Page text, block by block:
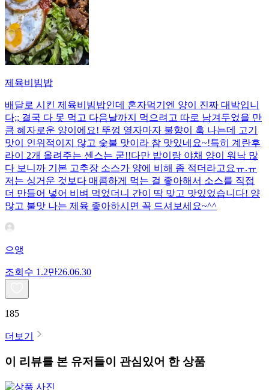
제육비빔밥
배달로 시킨 제육비빔밥인데 혼자먹기엔 양이 진짜 대박입니
다;; 결국 다 못 먹고 다음날까지 먹으려고 따로 남겨두었을 만
큼 혜자로운 양이에요! 뚜껑 열자마자 불향이 훅 나는데 고기
맛이 인위적이지 않고 숯불 맛이라 참 맛있네요~!특히 계란후
라이 2개 올려주는 센스는 굳!! ​다만 밥이랑 야채 양이 워낙 많
다 보니까 기본 고추장 소스가 양에 비해 좀 적더라고요ㅠ.ㅠ
저는 싱거운 것보다 매콤하게 먹는 걸 좋아해서 소스를 직접
더 만들어 넣어 비벼 먹었더니 간이 딱 맞고 맛있었습니다! 양
많고 불맛 나는 제육 좋아하시면 꼭 드셔보세요~^^
으앵
조회수 1.2만26.06.30
185
더보기
이 리뷰를 본 유저들이 관심있어 한 상품